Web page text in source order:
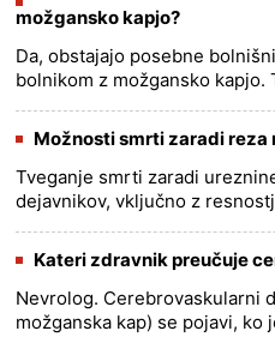
možgansko kapjo?
Da, obstajajo posebne
bolnikom z možgansko
opremljene s funk......
more
Možnosti smrti zaradi reza
Tveganje smrti zaradi
dejavnikov, vključno z
hude k......
more >>
Kateri zdravnik preučuje
Nevrolog. Cerebrovaskularni
možganska kap) se pojavi,